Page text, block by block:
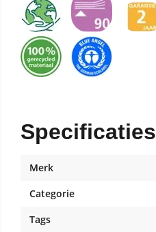
Specificaties
Merk
Categorie
Tags